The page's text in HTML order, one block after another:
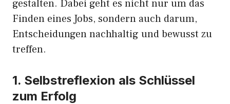
gestalten. Dabei geht es nicht nur um das
Finden eines Jobs, sondern auch darum,
Entscheidungen nachhaltig und bewusst zu
treffen.
1. Selbstreflexion als Schlüssel
zum Erfolg